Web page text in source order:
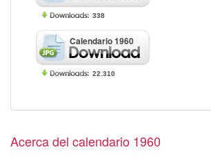
338
Calendario 1960
22.310
Acerca del calendario 1960